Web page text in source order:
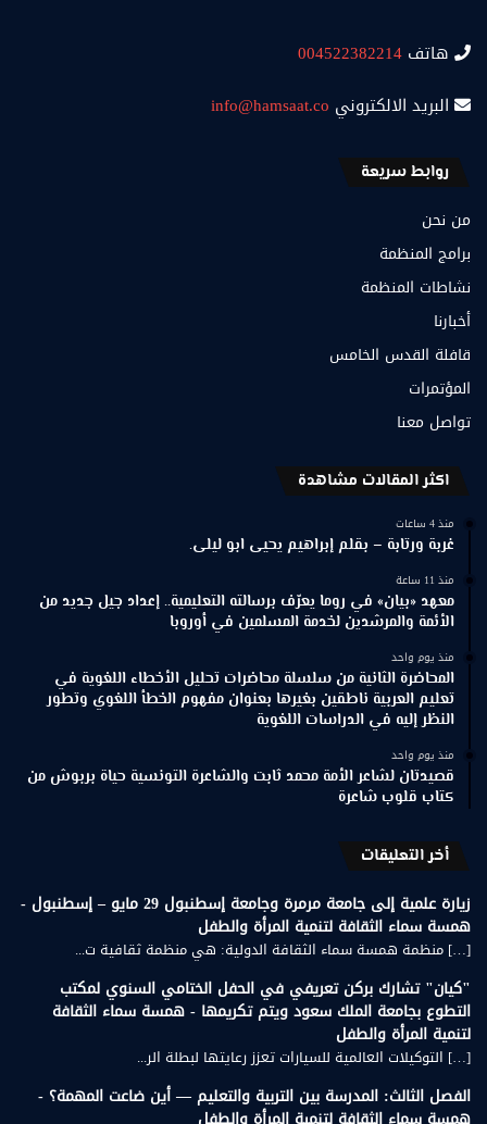
هاتف 004522382214
البريد الالكتروني info@hamsaat.co
روابط سريعة
من نحن
برامج المنظمة
نشاطات المنظمة
أخبارنا
قافلة القدس الخامس
المؤتمرات
تواصل معنا
اكثر المقالات مشاهدة
منذ 4 ساعات
غربة ورتابة – بقلم إبراهيم يحيى ابو ليلى.
منذ 11 ساعة
معهد «بيان» في روما يعرّف برسالته التعليمية.. إعداد جيل جديد من
الأئمة والمرشدين لخدمة المسلمين في أوروبا
منذ يوم واحد
المحاضرة الثانية من سلسلة محاضرات تحليل الأخطاء اللغوية في
تعليم العربية ناطقين بغيرها بعنوان مفهوم الخطأ اللغوي وتطور
النظر إليه في الدراسات اللغوية
منذ يوم واحد
قصيدتان لشاعر الأمة محمد ثابت والشاعرة التونسية حياة بربوش من
كتاب قلوب شاعرة
أخر التعليقات
زيارة علمية إلى جامعة مرمرة وجامعة إسطنبول 29 مايو – إسطنبول -
همسة سماء الثقافة لتنمية المرأة والطفل
[…] منظمة همسة سماء الثقافة الدولية: هي منظمة ثقافية ت...
"كيان" تشارك بركن تعريفي في الحفل الختامي السنوي لمكتب
التطوع بجامعة الملك سعود ويتم تكريمها - همسة سماء الثقافة
لتنمية المرأة والطفل
[…] التوكيلات العالمية للسيارات تعزز رعايتها لبطلة الر...
الفصل الثالث: المدرسة بين التربية والتعليم — أين ضاعت المهمة؟ -